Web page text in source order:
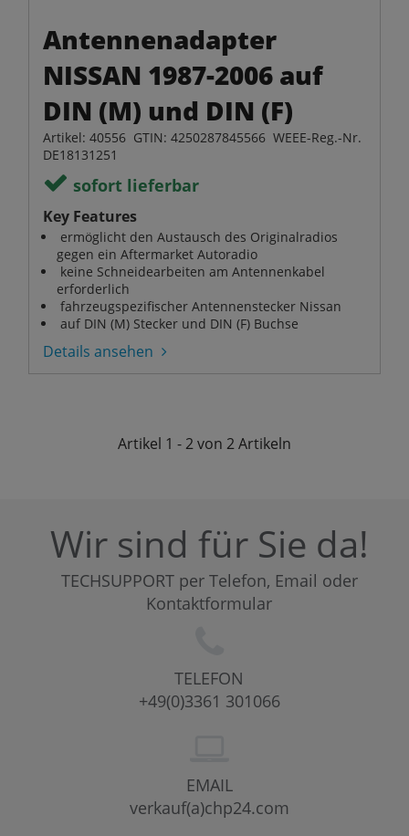
Antennenadapter
NISSAN 1987-2006 auf
DIN (M) und DIN (F)
Artikel: 40556 GTIN: 4250287845566 WEEE-Reg.-Nr.
DE18131251
sofort lieferbar
Key Features
ermöglicht den Austausch des Originalradios
gegen ein Aftermarket Autoradio
keine Schneidearbeiten am Antennenkabel
erforderlich
fahrzeugspezifischer Antennenstecker Nissan
auf DIN (M) Stecker und DIN (F) Buchse
Details ansehen
Artikel 1 - 2 von 2Artikeln
Wir sind für Sie da!
TECHSUPPORT per Telefon, Email oder
Kontaktformular
TELEFON
+49(0)3361 301066
EMAIL
verkauf(a)chp24.com